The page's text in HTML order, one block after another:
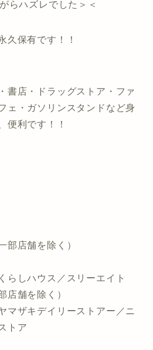
らハズレでした＞＜
久保有です！！
書店・ドラッグストア・ファ
ェ・ガソリンスタンドなど身
便利です！！
部店舗を除く）
らしハウス／スリーエイト
店舗を除く）
マザキデイリーストアー／ニ
トア